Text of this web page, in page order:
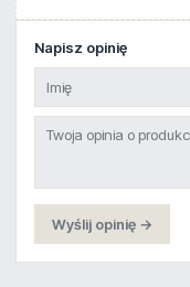
Napisz opinię
Wyślij opinię →